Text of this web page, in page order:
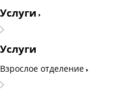
Услуги
Услуги
Взрослое отделение